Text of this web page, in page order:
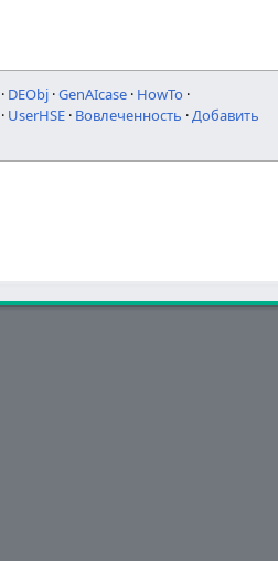
· DEObj ·GenAIcase · HowTo ·
· UserHSE · Вовлеченность ·Добавить